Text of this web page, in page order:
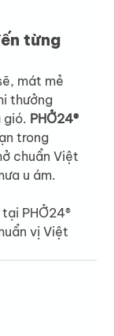
từng
mát mẻ
thưởng
gió. PHỞ24®
trong
chuẩn Việt
u ám.
tại PHỞ24®
vị Việt